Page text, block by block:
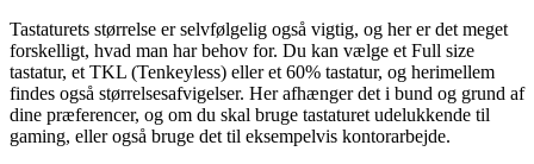
Tastaturets størrelse er selvfølgelig også vigtig, og her er det meget
forskelligt, hvad man har behov for. Du kan vælge et Full size
tastatur, et TKL (Tenkeyless) eller et 60% tastatur, og herimellem
findes også størrelsesafvigelser. Her afhænger det i bund og grund af
dine præferencer, og om du skal bruge tastaturet udelukkende til
gaming, eller også bruge det til eksempelvis kontorarbejde.